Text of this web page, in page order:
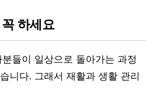
하세요
들이 일상으로 돌아가는 과정
니다. 그래서 재활과 생활 관리